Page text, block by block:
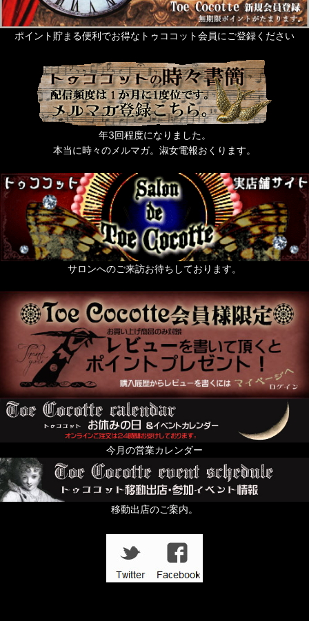
ポイント貯まる便利でお得なトゥココット会員にご登録ください
年3回程度になりました。
本当に時々のメルマガ。淑女電報おくります。
サロンへのご来訪お待ちしております。
今月の営業カレンダー
移動出店のご案内。